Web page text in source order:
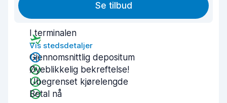
Se tilbud
I terminalen
Vis stedsdetaljer
Gjennomsnittlig depositum
Øyeblikkelig bekreftelse!
Ubegrenset kjørelengde
Betal nå